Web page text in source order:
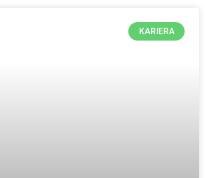
KARIERA